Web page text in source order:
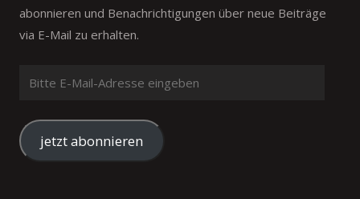
abonnieren und Benachrichtigungen über neue Beiträge
via E-Mail zu erhalten.
Mail-
Adresse
eingeben
jetzt abonnieren